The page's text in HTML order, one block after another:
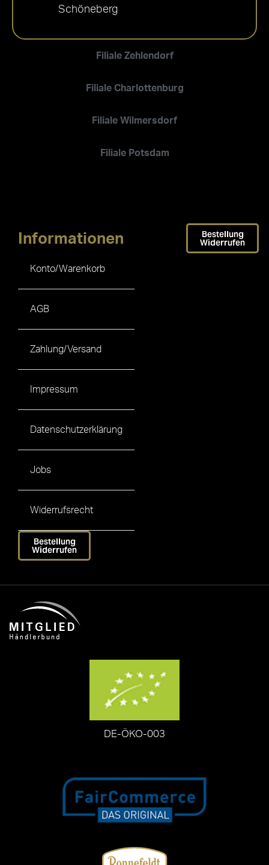
Filiale Zehlendorf
Filiale Charlottenburg
Filiale Wilmersdorf
Filiale Potsdam
Schöneberg
Informationen
Konto/Warenkorb
AGB
Zahlung/Versand
Impressum
Datenschutzerklärung
Jobs
Widerrufsrecht
Bestellung
Widerrufen
Bestellung
Widerrufen
DE-ÖKO-003